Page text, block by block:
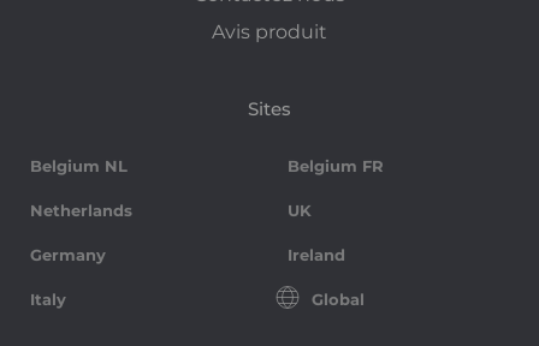
Avis produit
Sites
Belgium NL Belgium FR
Netherlands UK
Germany Ireland
Italy Global